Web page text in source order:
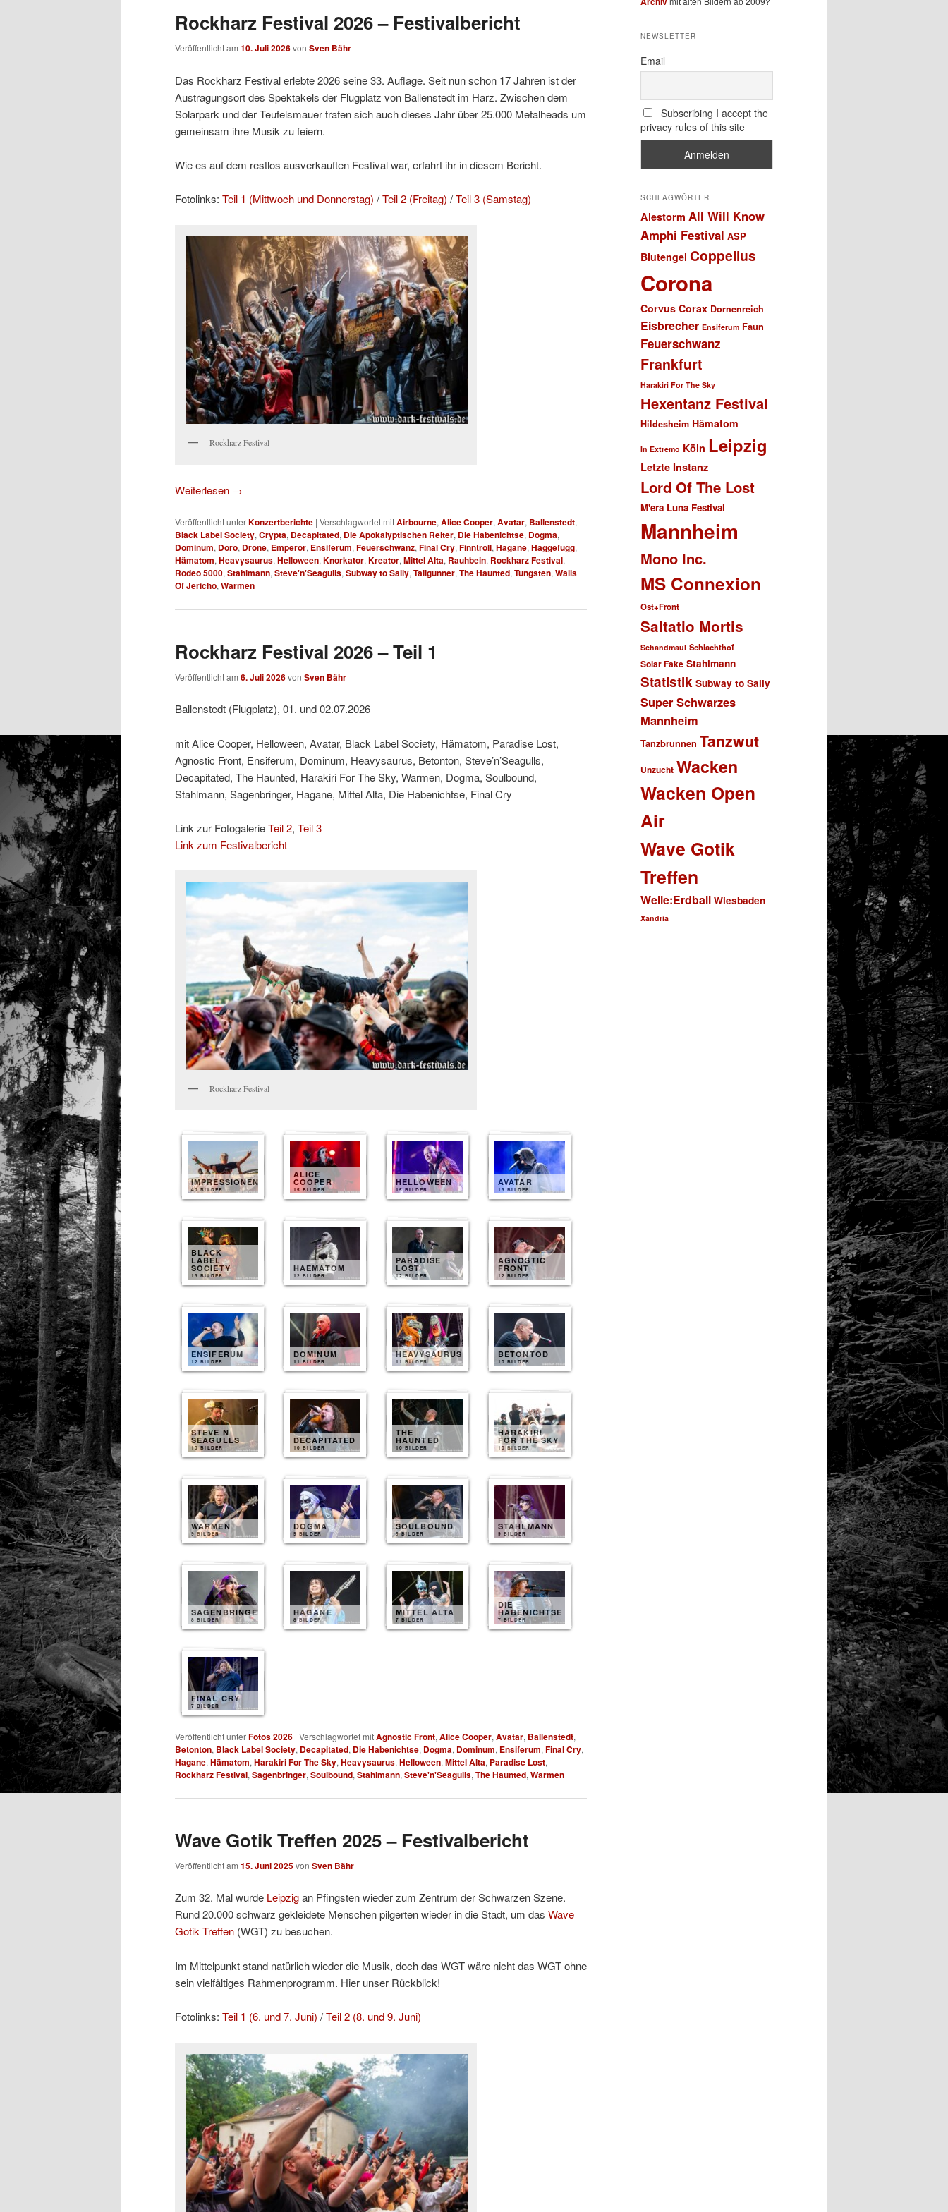
Rockharz Festival 2026 – Festivalbericht
Veröffentlicht am 10. Juli 2026von Sven Bähr
Das Rockharz Festival erlebte 2026 seine 33. Auflage. Seit nun schon 17 Jahren ist der
Austragungsort des Spektakels der Flugplatz von Ballenstedt im Harz. Zwischen dem
Solarpark und der Teufelsmauer trafen sich auch dieses Jahr über 25.000 Metalheads um
gemeinsam ihre Musik zu feiern.
Wie es auf dem restlos ausverkauften Festival war, erfahrt ihr in diesem Bericht.
Fotolinks: Teil 1 (Mittwoch und Donnerstag) /Teil 2 (Freitag) /Teil 3 (Samstag)
Rockharz Festival
Weiterlesen →
Veröffentlicht unterKonzertberichte | Verschlagwortet mitAirbourne, Alice Cooper, Avatar, Ballenstedt,
Black Label Society, Crypta, Decapitated, Die Apokalyptischen Reiter, Die Habenichtse, Dogma,
Dominum, Doro, Drone, Emperor, Ensiferum, Feuerschwanz, Final Cry, Finntroll, Hagane, Haggefugg,
Hämatom, Heavysaurus, Helloween, Knorkator, Kreator, Mittel Alta, Rauhbein, Rockharz Festival,
Rodeo 5000, Stahlmann, Steve'n'Seagulls, Subway to Sally, Tailgunner, The Haunted, Tungsten, Walls
Of Jericho, Warmen
Rockharz Festival 2026 – Teil 1
Veröffentlicht am 6. Juli 2026von Sven Bähr
Ballenstedt (Flugplatz), 01. und 02.07.2026
mit Alice Cooper, Helloween, Avatar, Black Label Society, Hämatom, Paradise Lost,
Agnostic Front, Ensiferum, Dominum, Heavysaurus, Betonton, Steve’n’Seagulls,
Decapitated, The Haunted, Harakiri For The Sky, Warmen, Dogma, Soulbound,
Stahlmann, Sagenbringer, Hagane, Mittel Alta, Die Habenichtse, Final Cry
Link zur FotogalerieTeil 2, Teil 3
Link zum Festivalbericht
Rockharz Festival
IMPRESSIONEN
40 BILDER
ALICE
COOPER
15 BILDER
HELLOWEEN
15 BILDER
AVATAR
13 BILDER
BLACK
LABEL
SOCIETY
13 BILDER
HAEMATOM
12 BILDER
PARADISE
LOST
12 BILDER
AGNOSTIC
FRONT
12 BILDER
ENSIFERUM
12 BILDER
DOMINUM
11 BILDER
HEAVYSAURUS
11 BILDER
BETONTOD
10 BILDER
STEVE N
SEAGULLS
10 BILDER
DECAPITATED
10 BILDER
THE
HAUNTED
10 BILDER
HARAKIRI
FOR THE SKY
10 BILDER
WARMEN
9 BILDER
DOGMA
9 BILDER
SOULBOUND
9 BILDER
STAHLMANN
9 BILDER
SAGENBRINGER
8 BILDER
HAGANE
8 BILDER
MITTEL ALTA
7 BILDER
DIE
HABENICHTSE
7 BILDER
FINAL CRY
7 BILDER
Veröffentlicht unterFotos 2026 | Verschlagwortet mitAgnostic Front, Alice Cooper, Avatar, Ballenstedt,
Betonton, Black Label Society, Decapitated, Die Habenichtse, Dogma, Dominum, Ensiferum, Final Cry,
Hagane, Hämatom, Harakiri For The Sky, Heavysaurus, Helloween, Mittel Alta, Paradise Lost,
Rockharz Festival, Sagenbringer, Soulbound, Stahlmann, Steve'n'Seagulls, The Haunted, Warmen
Wave Gotik Treffen 2025 – Festivalbericht
Veröffentlicht am 15. Juni 2025von Sven Bähr
Zum 32. Mal wurde Leipzigan Pfingsten wieder zum Zentrum der Schwarzen Szene.
Rund 20.000 schwarz gekleidete Menschen pilgerten wieder in die Stadt, um das Wave
Gotik Treffen (WGT) zu besuchen.
Im Mittelpunkt stand natürlich wieder die Musik, doch das WGT wäre nicht das WGT ohne
sein vielfältiges Rahmenprogramm. Hier unser Rückblick!
Fotolinks: Teil 1 (6. und 7. Juni) /Teil 2 (8. und 9. Juni)
NEWSLETTER
Email
Subscribing I accept the
privacy rules of this site
SCHLAGWÖRTER
Alestorm All Will Know
Amphi Festival ASP
Blutengel Coppelius
Corona
Corvus Corax Dornenreich
Eisbrecher Ensiferum Faun
Feuerschwanz
Frankfurt
Harakiri For The Sky
Hexentanz Festival
Hildesheim Hämatom
In Extremo Köln Leipzig
Letzte Instanz
Lord Of The Lost
M'era Luna Festival
Mannheim
Mono Inc.
MS Connexion
Ost+Front
Saltatio Mortis
Schandmaul Schlachthof
Solar Fake Stahlmann
Statistik Subway to Sally
Super Schwarzes
Mannheim
Tanzbrunnen Tanzwut
Unzucht Wacken
Wacken Open
Air
Wave Gotik
Treffen
Welle:Erdball Wiesbaden
Xandria